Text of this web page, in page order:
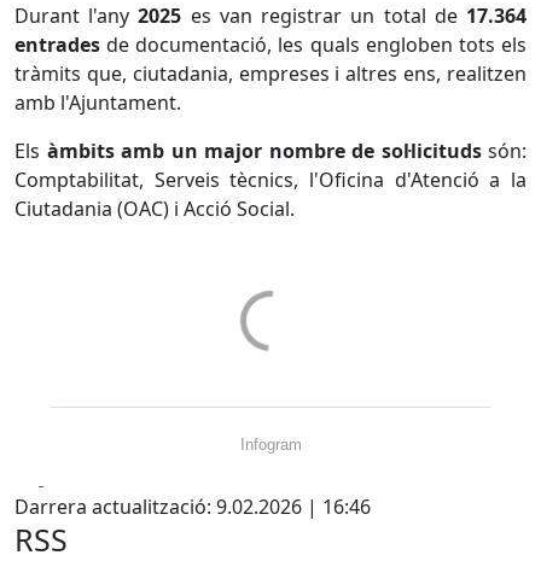
Durant l'any2025 es van registrar un total de 17.364
entrades de documentació, les quals engloben tots els
tràmits que, ciutadania, empreses i altres ens, realitzen
amb l'Ajuntament.
Els àmbits amb un major nombre de sol·licitudssón:
Comptabilitat, Serveis tècnics, l'Oficina d'Atenció a la
Ciutadania (OAC) i Acció Social.
Infogram
Darrera actualització: 9.02.2026 | 16:46
RSS